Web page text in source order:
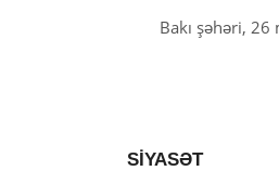
Bakı şəhəri, 26
SİYASƏT